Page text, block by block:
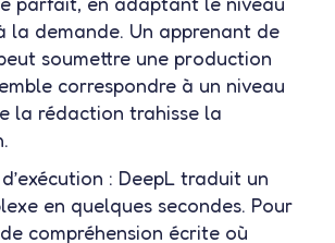
la demande. Un apprenant de
soumettre une production
correspondre à un niveau
la rédaction trahisse la
: DeepL traduit un
en quelques secondes. Pour
compréhension écrite où